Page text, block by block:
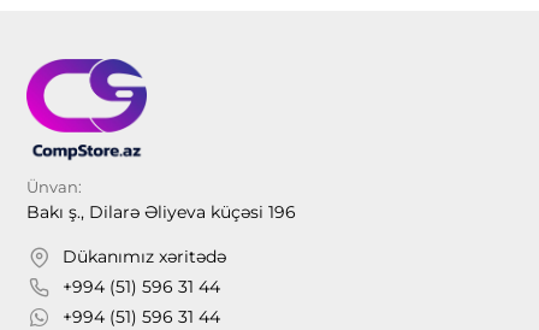
Ünvan:
Bakı ş., Dilarə Əliyeva küçəsi 196
Dükanımız xəritədə
+994 (51) 596 31 44
+994 (51) 596 31 44